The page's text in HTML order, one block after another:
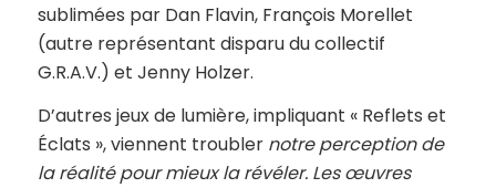
sublimées par Dan Flavin, François Morellet
(autre représentant disparu du collectif
G.R.A.V.) et Jenny Holzer.
D’autres jeux de lumière, impliquant « Reflets et
Éclats », viennent troubler notre perception de
la réalité pour mieux la révéler. Les œuvres